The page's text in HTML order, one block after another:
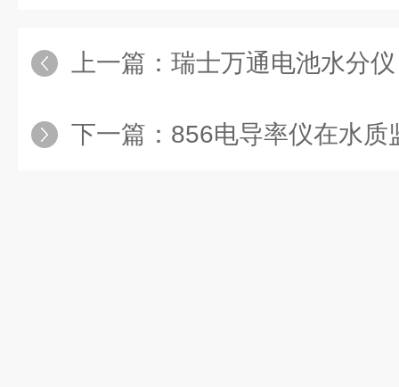
上一篇： 瑞士万通电池水分仪：
下一篇： 856电导率仪在水质